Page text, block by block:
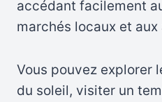
accédant facilement
marchés locaux et aux
Vous pouvez explorer
du soleil, visiter un